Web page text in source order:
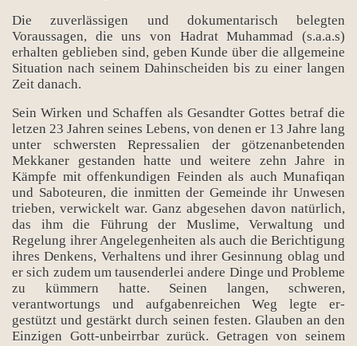
Die zuverlässigen und dokumentarisch belegten
Voraussagen, die uns von Hadrat Muhammad (s.a.a.s)
erhalten geblieben sind, geben Kunde über die allgemeine
Situation nach seinem Dahinscheiden bis zu einer langen
Zeit danach.
Sein Wirken und Schaffen als Gesandter Gottes betraf die
letzen 23 Jahren seines Lebens, von denen er 13 Jahre lang
unter schwersten Repressalien der götzenanbetenden
Mekkaner gestanden hatte und weitere zehn Jahre in
Kämpfe mit offenkundigen Feinden als auch Munafiqan
und Saboteuren, die inmitten der Gemeinde ihr Unwesen
trieben, verwickelt war. Ganz abgesehen davon natürlich,
das ihm die Führung der Muslime, Verwaltung und
Regelung ihrer Angelegenheiten als auch die Berichtigung
ihres Denkens, Verhaltens und ihrer Gesinnung oblag und
er sich zudem um tausenderlei andere Dinge und Probleme
zu kümmern hatte. Seinen langen, schweren,
verantwortungs und aufgabenreichen Weg legte er-
gestützt und gestärkt durch seinen festen. Glauben an den
Einzigen Gott-unbeirrbar zurück. Getragen von seinem